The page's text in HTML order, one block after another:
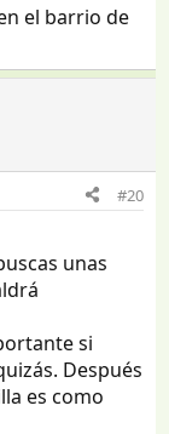
el barrio de
#20
unas
si
Después
es como